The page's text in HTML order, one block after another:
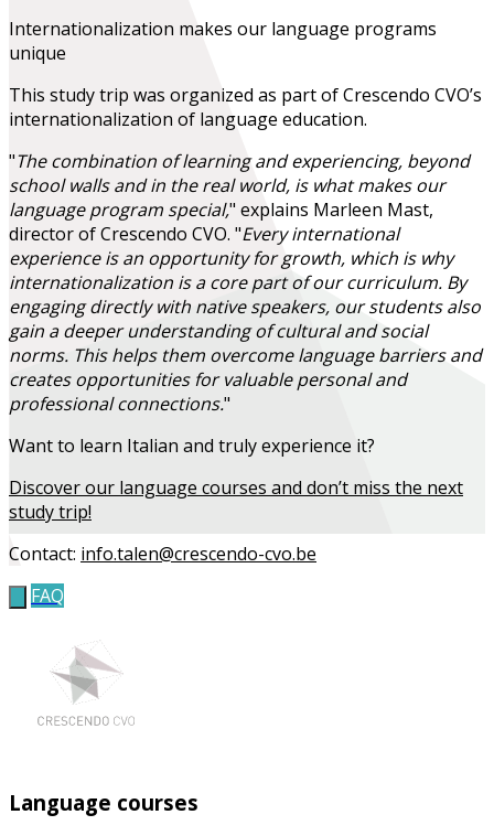
Internationalization makes our language programs
unique
This study trip was organized as part of Crescendo CVO’s
internationalization of language education.
"The combination of learning and experiencing, beyond
school walls and in the real world, is what makes our
language program special," explains Marleen Mast,
director of Crescendo CVO. "Every international
experience is an opportunity for growth, which is why
internationalization is a core part of our curriculum. By
engaging directly with native speakers, our students also
gain a deeper understanding of cultural and social
norms. This helps them overcome language barriers and
creates opportunities for valuable personal and
professional connections."
Want to learn Italian and truly experience it?
Discover our language courses and don’t miss the next
study trip!
Contact: info.talen@crescendo-cvo.be
FAQ
Language courses